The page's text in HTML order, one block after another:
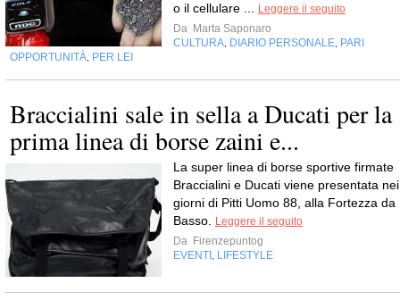
o il cellulare ...
Leggere il seguito
Da Marta Saponaro
CULTURA DIARIO PERSONALE PARI
OPPORTUNITÀ PER LEI
Braccialini sale in sella a Ducati per la
prima linea di borse zaini e...
La super linea di borse sportive firmate
Braccialini e Ducati viene presentata nei
giorni di Pitti Uomo 88, alla Fortezza da
Basso.
Leggere il seguito
Da Firenzepuntog
EVENTI
LIFESTYLE